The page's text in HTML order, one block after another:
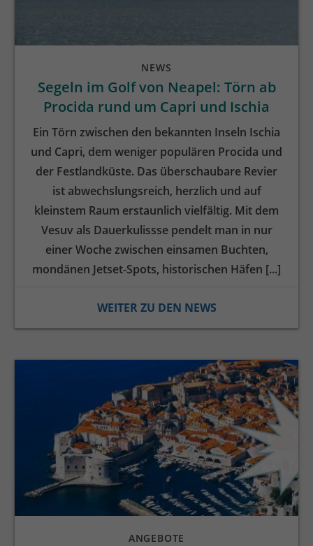
NEWS
Segeln im Golf von Neapel: Törn ab
Procida rund um Capri und Ischia
Ein Törn zwischen den bekannten Inseln Ischia
und Capri, dem weniger populären Procida und
der Festlandküste. Das überschaubare Revier
ist abwechslungsreich, herzlich und auf
kleinstem Raum erstaunlich vielfältig. Mit dem
Vesuv als Dauerkulissse pendelt man in nur
einer Woche zwischen einsamen Buchten,
mondänen Jetset-Spots, historischen Häfen [...]
WEITER ZU DEN NEWS
ANGEBOTE